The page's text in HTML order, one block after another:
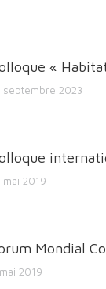
«
septembre 2023
mai 2019
Mondial
2019